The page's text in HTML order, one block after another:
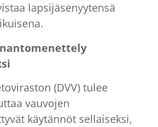
lapsijäsenyytensä
(DVV) tulee
vauvojen
käytännöt sellaiseksi,